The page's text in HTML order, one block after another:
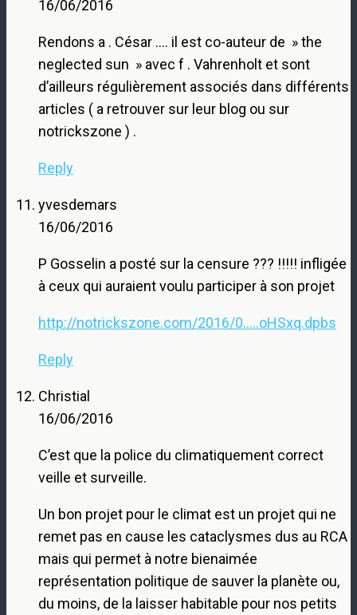
16/06/2016
Rendons a . César …. il est co-auteur de » the
neglected sun » avec f . Vahrenholt et sont
d’ailleurs régulièrement associés dans différents
articles ( a retrouver sur leur blog ou sur
notrickszone ) .
Reply
yvesdemars
16/06/2016
P Gosselin a posté sur la censure ??? !!!!! infligée
à ceux qui auraient voulu participer à son projet
http://notrickszone.com/2016/0.....oHSxq.dpbs
Reply
Christial
16/06/2016
C’est que la police du climatiquement correct
veille et surveille.
Un bon projet pour le climat est un projet qui ne
remet pas en cause les cataclysmes dus au RCA
mais qui permet à notre bienaimée
représentation politique de sauver la planète ou,
du moins, de la laisser habitable pour nos petits